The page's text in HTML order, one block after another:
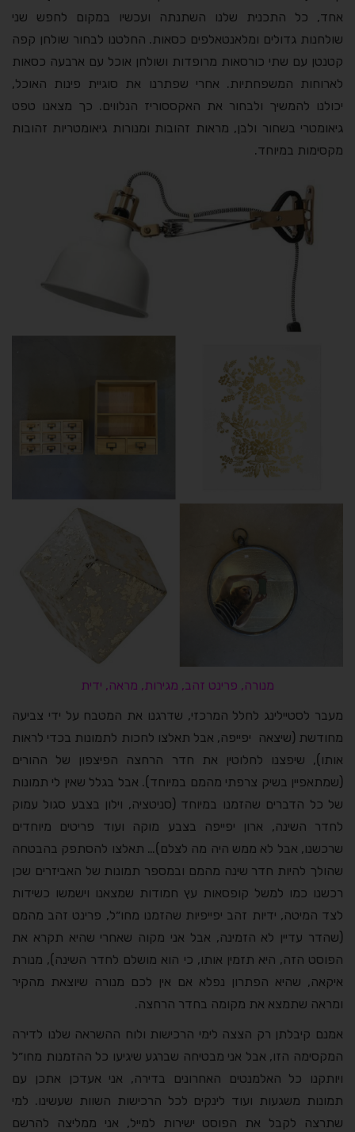
אחד, כל התכנית שלנו השתנתה ועכשיו במקום לחפש שני
שולחנות גדולים ומלאנטאלפים כסאות. החלטנו לבחור שולחן קפה
קטנטן עם שתי כורסאות מרופדות ושולחן אוכל עם ארבעה כסאות
לארוחות המשפחתיות. אחרי שפתרנו את סוגיית פינות האוכל,
יכולנו להמשיך ולבחור את האקססוריז הנלווים. כך מצאנו טפט
גיאומטרי בשחור ולבן, מראות זהובות ומנורות גיאומטריות זהובות
מקסימות במיוחד.
מנורה, פרינט זהב, מגירות, מראה, ידית
מעבר לסטיילינג לחלל המרכזי, שדרגנו את המטבח על ידי צביעה
מחודשת (שיצאה יפייפה, אבל תאלצו לחכות לתמונות בכדי לראות
אותו), שיפצנו לחלוטין את חדר הרחצה הפיצפון של ההורים
(שמתאפיין בשיק צרפתי מהמם במיוחד). אבל בגלל שאין לי תמונות
של כל הדברים שהזמנו במיוחד (סניטציה, וילון בצבע סגול עמוק
לחדר השינה, ארון יפייפה בצבע מוקה ועוד פריטים מיוחדים
שרכשנו, אבל לא ממש היה מה לצלם)… תאלצו להסתפק בהבטחה
שהולך להיות חדר שינה מהמם ובמספר תמונות של האביזרים שכן
רכשנו כמו למשל קופסאות עץ חמודות שמצאנו וישמשו כשידות
לצד המיטה, ידיות זהב יפייפיות שהזמנו מחו״ל, פרינט זהב מהמם
(שהדר עדיין לא הזמינה, אבל אני מקוה שאחרי שהיא תקרא את
הפוסט הזה, היא תזמין אותו, כי הוא מושלם לחדר השינה), מנורת
איקאה, שהיא הפתרון נפלא אם אין לכם מנורה שיוצאת מהקיר
ומראה שתמצא את מקומה בחדר הרחצה.
אמנם קיבלתן רק הצצה לימי הרכישות ולוח ההשראה שלנו לדירה
המקסימה הזו, אבל אני מבטיחה שברגע שיגיעו כל ההזמנות מחו״ל
ויותקנו כל האלמנטים האחרונים בדירה, אני אעדכן אתכן עם
תמונות משגעות ועוד לינקים לכל הרכישות השוות שעשינו. למי
שתרצה לקבל את הפוסט ישירות למייל, אני ממליצה להרשם